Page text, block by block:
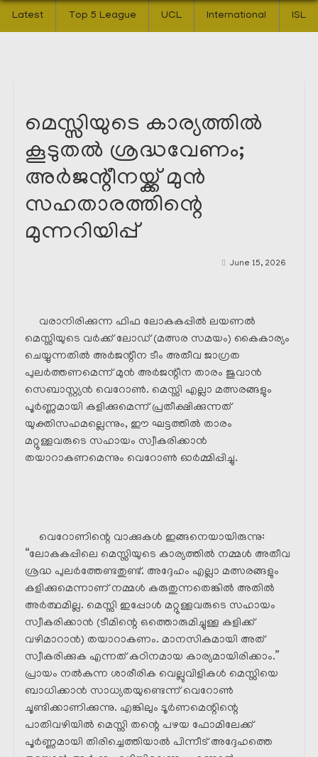
Latest Top 5 League UCL International ISL
മെസ്സിയുടെ കാര്യത്തിൽ
കൂടുതൽ ശ്രദ്ധവേണം;
അർജന്റീനയ്ക്ക് മുൻ
സഹതാരത്തിന്റെ
മുന്നറിയിപ്പ്
June 15, 2026
വരാനിരിക്കുന്ന ഫിഫ ലോകകപ്പിൽ ലയണൽ
മെസ്സിയുടെ വർക്ക് ലോഡ് (മത്സര സമയം) കൈകാര്യം
ചെയ്യുന്നതിൽ അർജന്റീന ടീം അതീവ ജാഗ്രത
പുലർത്തണമെന്ന് മുൻ അർജന്റീന താരം ജുവാൻ
സെബാസ്റ്റ്യൻ വെറോൺ. മെസ്സി എല്ലാ മത്സരങ്ങളും
പൂർണ്ണമായി കളിക്കുമെന്ന് പ്രതീക്ഷിക്കുന്നത്
യുക്തിസഹമല്ലെന്നും, ഈ ഘട്ടത്തിൽ താരം
മറ്റുള്ളവരുടെ സഹായം സ്വീകരിക്കാൻ
തയാറാകണമെന്നും വെറോൺ ഓർമ്മിപ്പിച്ചു.
വെറോണിന്റെ വാക്കുകൾ ഇങ്ങനെയായിരുന്നു:
“ലോകകപ്പിലെ മെസ്സിയുടെ കാര്യത്തിൽ നമ്മൾ അതീവ
ശ്രദ്ധ പുലർത്തേണ്ടതുണ്ട്. അദ്ദേഹം എല്ലാ മത്സരങ്ങളും
കളിക്കുമെന്നാണ് നമ്മൾ കരുതുന്നതെങ്കിൽ അതിൽ
അർത്ഥമില്ല. മെസ്സി ഇപ്പോൾ മറ്റുള്ളവരുടെ സഹായം
സ്വീകരിക്കാൻ (ടീമിന്റെ ഒത്തൊരുമിച്ചുള്ള കളിക്ക്
വഴിമാറാൻ) തയാറാകണം. മാനസികമായി അത്
സ്വീകരിക്കുക എന്നത് കഠിനമായ കാര്യമായിരിക്കാം.”
പ്രായം നൽകുന്ന ശാരീരിക വെല്ലുവിളികൾ മെസ്സിയെ
ബാധിക്കാൻ സാധ്യതയുണ്ടെന്ന് വെറോൺ
ചൂണ്ടിക്കാണിക്കുന്നു. എങ്കിലും ടൂർണമെന്റിന്റെ
പാതിവഴിയിൽ മെസ്സി തന്റെ പഴയ ഫോമിലേക്ക്
പൂർണ്ണമായി തിരിച്ചെത്തിയാൽ പിന്നീട് അദ്ദേഹത്തെ